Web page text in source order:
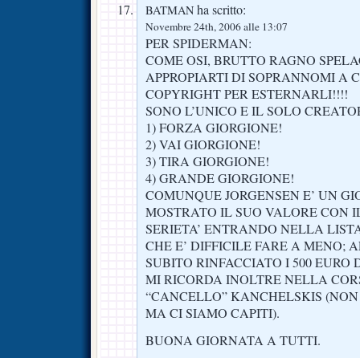
BATMAN ha scritto:
Novembre 24th, 2006 alle 13:07
PER SPIDERMAN:
COME OSI, BRUTTO RAGNO
APPROPIARTI DI SOPRANNOMI A
COPYRIGHT PER ESTERNARLI!!!!
SONO L’UNICO E IL SOLO
1) FORZA GIORGIONE!
2) VAI GIORGIONE!
3) TIRA GIORGIONE!
4) GRANDE GIORGIONE!
COMUNQUE JORGENSEN E’ UN
MOSTRATO IL SUO VALORE CON
SERIETA’ ENTRANDO NELLA
CHE E’ DIFFICILE FARE A MENO;
SUBITO RINFACCIATO I 500 EURO
MI RICORDA INOLTRE NELLA
“CANCELLO” KANCHELSKIS
MA CI SIAMO CAPITI).
BUONA GIORNATA A TUTTI.